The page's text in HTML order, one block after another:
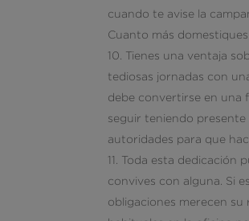
cuando te avise la
Cuanto más
Tienes una ventaja
tediosas jornadas con
debe convertirse en una
seguir teniendo presente
autoridades para que
Toda esta dedicación
convives con alguna. Si
obligaciones merecen